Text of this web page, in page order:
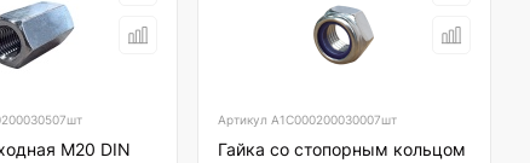
М20 DIN
Артикул А1С000200030007шт
Гайка со стопорным кольцом